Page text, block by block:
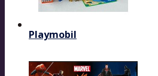
Playmobil